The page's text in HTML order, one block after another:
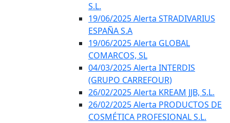
S.L.
19/06/2025 Alerta STRADIVARIUS
ESPAÑA S.A
19/06/2025 Alerta GLOBAL
COMARCOS, SL
04/03/2025 Alerta INTERDIS
(GRUPO CARREFOUR)
26/02/2025 Alerta KREAM JJB, S.L.
26/02/2025 Alerta PRODUCTOS DE
COSMÉTICA PROFESIONAL S.L.